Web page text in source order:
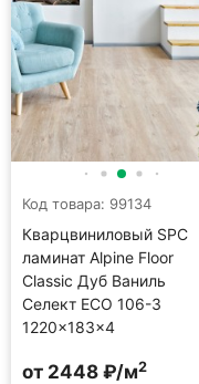
Код товара: 99134
Кварцвиниловый SPC
ламинат Alpine Floor
Classic Дуб Ваниль
Селект ECO 106-3
1220×183×4
от 2448 ₽/м2